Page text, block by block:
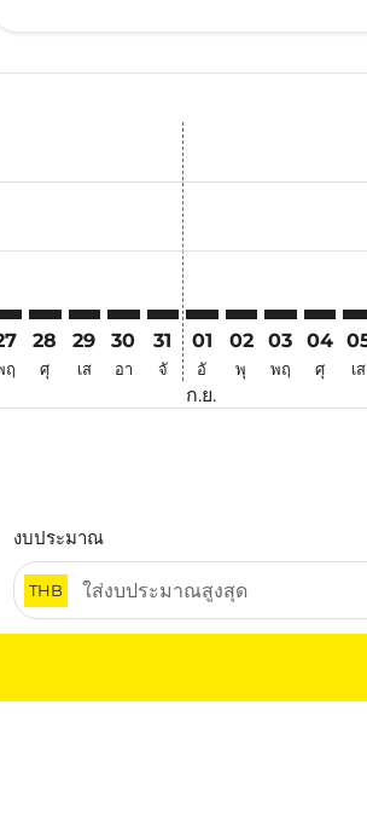
ค้นหาข้อเสนอ
disclaimer. ค้นหาข้อเสนอ
offers-disclaimer. ค้นหาข้อเสนอ
view-offers-disclaimer. ค้นหาข้อเสนอ
cmp-view-offers-disclaimer. ค้นหาข้อเสนอ
cmp-view-offers-disclaimer. ค้นหาข้อ
DPS–PER: cmp-view-offers-disclaimer. ค้น
ฤ
DPS–PER: cmp-view-offers-
28
ศุ
DPS–PER: cmp-view-offers-
29
เส
DPS–PER: cmp-view-offers-
30
อา
DPS–PER: cmp-view-
31
จั
01
อั
ก.ย.
02
พุ
03
พฤ
04
ศุ เส
งบประมาณ
THB